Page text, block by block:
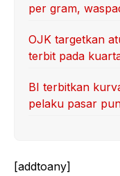
per gram,
OJK targetkan
terbit pada
BI terbitkan
pelaku pasar
[addtoany]